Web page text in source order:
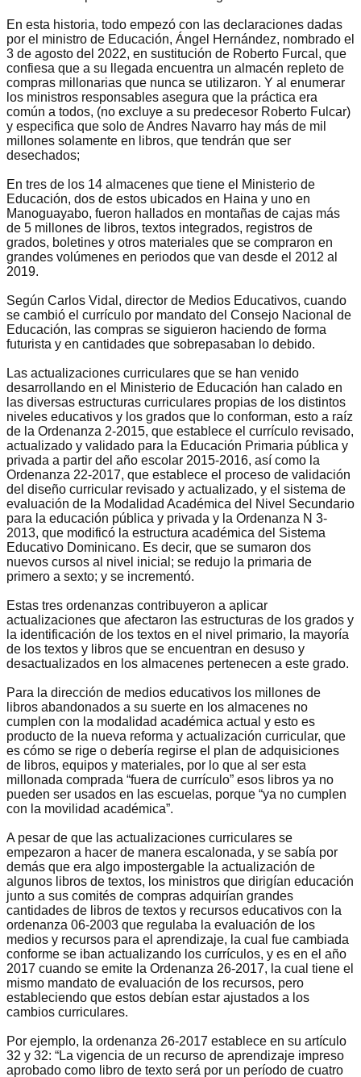
En esta historia, todo empezó con las declaraciones dadas
por el ministro de Educación, Ángel Hernández, nombrado el
3 de agosto del 2022, en sustitución de Roberto Furcal, que
confiesa que a su llegada encuentra un almacén repleto de
compras millonarias que nunca se utilizaron. Y al enumerar
los ministros responsables asegura que la práctica era
común a todos, (no excluye a su predecesor Roberto Fulcar)
y especifica que solo de Andres Navarro hay más de mil
millones solamente en libros, que tendrán que ser
desechados;
En tres de los 14 almacenes que tiene el Ministerio de
Educación, dos de estos ubicados en Haina y uno en
Manoguayabo, fueron hallados en montañas de cajas más
de 5 millones de libros, textos integrados, registros de
grados, boletines y otros materiales que se compraron en
grandes volúmenes en periodos que van desde el 2012 al
2019.
Según Carlos Vidal, director de Medios Educativos, cuando
se cambió el currículo por mandato del Consejo Nacional de
Educación, las compras se siguieron haciendo de forma
futurista y en cantidades que sobrepasaban lo debido.
Las actualizaciones curriculares que se han venido
desarrollando en el Ministerio de Educación han calado en
las diversas estructuras curriculares propias de los distintos
niveles educativos y los grados que lo conforman, esto a raíz
de la Ordenanza 2-2015, que establece el currículo revisado,
actualizado y validado para la Educación Primaria pública y
privada a partir del año escolar 2015-2016, así como la
Ordenanza 22-2017, que establece el proceso de validación
del diseño curricular revisado y actualizado, y el sistema de
evaluación de la Modalidad Académica del Nivel Secundario
para la educación pública y privada y la Ordenanza N 3-
2013, que modificó la estructura académica del Sistema
Educativo Dominicano. Es decir, que se sumaron dos
nuevos cursos al nivel inicial; se redujo la primaria de
primero a sexto; y se incrementó.
Estas tres ordenanzas contribuyeron a aplicar
actualizaciones que afectaron las estructuras de los grados y
la identificación de los textos en el nivel primario, la mayoría
de los textos y libros que se encuentran en desuso y
desactualizados en los almacenes pertenecen a este grado.
Para la dirección de medios educativos los millones de
libros abandonados a su suerte en los almacenes no
cumplen con la modalidad académica actual y esto es
producto de la nueva reforma y actualización curricular, que
es cómo se rige o debería regirse el plan de adquisiciones
de libros, equipos y materiales, por lo que al ser esta
millonada comprada “fuera de currículo” esos libros ya no
pueden ser usados en las escuelas, porque “ya no cumplen
con la movilidad académica”.
A pesar de que las actualizaciones curriculares se
empezaron a hacer de manera escalonada, y se sabía por
demás que era algo impostergable la actualización de
algunos libros de textos, los ministros que dirigían educación
junto a sus comités de compras adquirían grandes
cantidades de libros de textos y recursos educativos con la
ordenanza 06-2003 que regulaba la evaluación de los
medios y recursos para el aprendizaje, la cual fue cambiada
conforme se iban actualizando los currículos, y es en el año
2017 cuando se emite la Ordenanza 26-2017, la cual tiene el
mismo mandato de evaluación de los recursos, pero
estableciendo que estos debían estar ajustados a los
cambios curriculares.
Por ejemplo, la ordenanza 26-2017 establece en su artículo
32 y 32: “La vigencia de un recurso de aprendizaje impreso
aprobado como libro de texto será por un período de cuatro